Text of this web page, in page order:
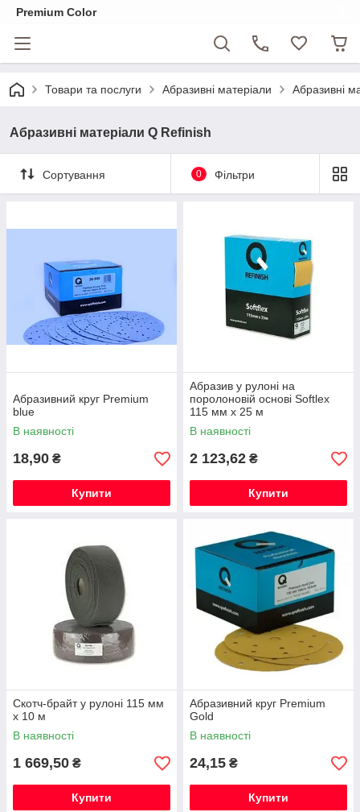
Premium Color
Товари та послуги Абразивні матеріали Абразивні
Абразивні матеріали Q Refinish
Сортування 0 Фільтри
Абразивний круг Premium
blue
В наявності
18,90 ₴
Купити
Абразив у рулоні на
поролоновій основі Softlex
115 мм х 25 м
В наявності
2 123,62 ₴
Купити
Скотч-брайт у рулоні 115 мм
х 10 м
В наявності
1 669,50 ₴
Купити
Абразивний круг Premium
Gold
В наявності
24,15 ₴
Купити